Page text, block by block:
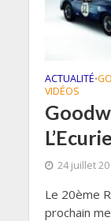
ACTUALITÉ•
VIDÉOS
24 juillet
Le 20ème
prochain